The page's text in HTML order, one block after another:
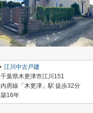
江川中古戸建
千葉県木更津市江川151
内房線「木更津」駅 徒歩32分
築16年